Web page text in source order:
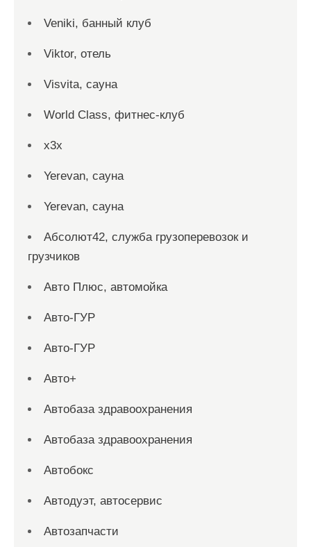
Veniki, банный клуб
Viktor, отель
Visvita, сауна
World Class, фитнес-клуб
x3x
Yerevan, сауна
Yerevan, сауна
Абсолют42, служба грузоперевозок и
грузчиков
Авто Плюс, автомойка
Авто-ГУР
Авто-ГУР
Авто+
Автобаза здравоохранения
Автобаза здравоохранения
Автобокс
Автодуэт, автосервис
Автозапчасти